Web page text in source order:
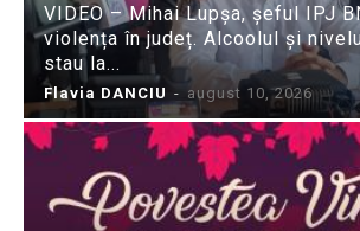
VIDEO – Mihai Lupșa, șeful IPJ
violența în județ. Alcoolul și
stau la...
Flavia DANCIU - august 10, 2026